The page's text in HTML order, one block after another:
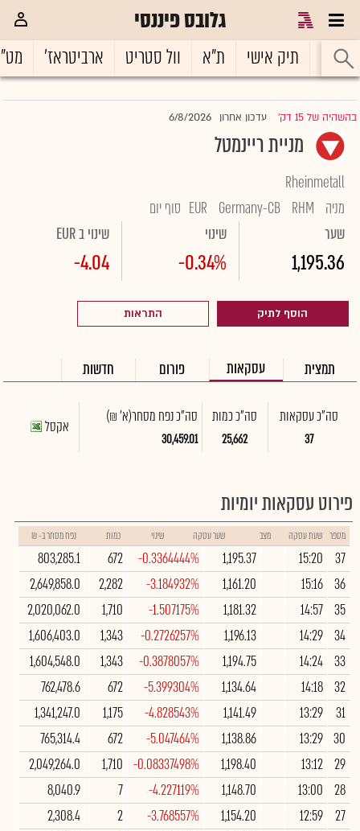
גלובס פיננסי
ראשי תיק אישי ת"א וול סטריט ארביטראז'
בהשהיה של 15 דק' |עדכון אחרון 6/8/2026
מניית ריינמטל
Rheinmetall
מניה
RHM
Germany-CB
EUR סוף יום
שער
1,195.36
שינוי
-0.34%
שינוי ב EUR
-4.04
הוסף לתיק התראות
תמצית עסקאות פורום חדשות
סה"כ עסקאות
37
סה"כ כמות
25,662
סה"כ נפח מסחר(א' ₪)
30,459.01
אקסל
פירוט עסקאות יומיות
מספר שעת עסקה מצב שער עסקה שינוי כמות נפח מסחר ב- ₪
37
15:20
1,195.37
-0.3364444%
672
803,285.1
36
15:16
1,161.20
-3.184932%
2,282
2,649,858.0
35
14:57
1,181.32
-1.507175%
1,710
2,020,062.0
34
14:29
1,196.13
-0.2726257%
1,343
1,606,403.0
33
14:24
1,194.75
-0.3878057%
1,343
1,604,548.0
32
14:18
1,134.64
-5.399304%
672
762,478.6
31
13:29
1,141.49
-4.828543%
1,175
1,341,247.0
30
13:29
1,138.86
-5.047464%
672
765,314.4
29
13:12
1,198.40
-0.08337498%
1,710
2,049,264.0
28
13:00
1,148.70
-4.227119%
7
8,040.9
27
12:59
1,154.20
-3.768557%
2
2,308.4